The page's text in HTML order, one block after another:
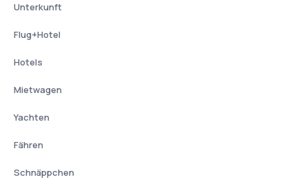
Unterkunft
Flug+Hotel
Hotels
Mietwagen
Yachten
Fähren
Schnäppchen